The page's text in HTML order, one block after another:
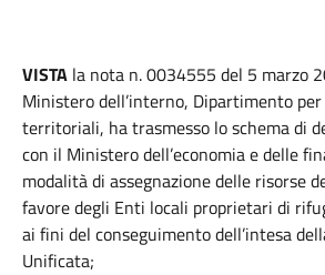
VISTA la nota n. 0034555 del 5 marzo
Ministero dell’interno, Dipartimento
territoriali, ha trasmesso lo schema di
con il Ministero dell’economia e delle
modalità di assegnazione delle risorse
favore degli Enti locali proprietari di
ai fini del conseguimento dell’intesa
Unificata;